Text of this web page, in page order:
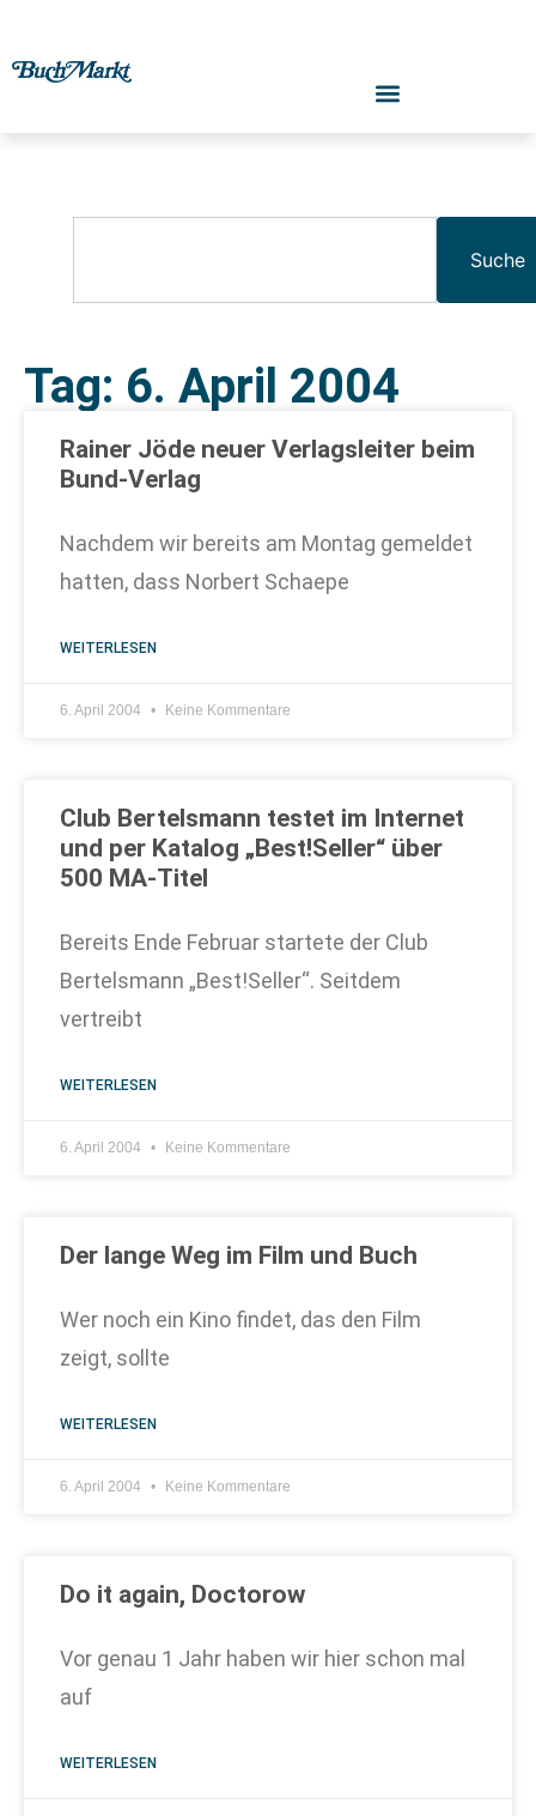
Suche
Tag: 6. April 2004
Rainer Jöde neuer Verlagsleiter beim
Bund-Verlag
Nachdem wir bereits am Montag gemeldet
hatten, dass Norbert Schaepe
WEITERLESEN
6. April 2004 Keine Kommentare
Club Bertelsmann testet im Internet
und per Katalog „Best!Seller“ über
500 MA-Titel
Bereits Ende Februar startete der Club
Bertelsmann „Best!Seller“. Seitdem
vertreibt
WEITERLESEN
6. April 2004 Keine Kommentare
Der lange Weg im Film und Buch
Wer noch ein Kino findet, das den Film
zeigt, sollte
WEITERLESEN
6. April 2004 Keine Kommentare
Do it again, Doctorow
Vor genau 1 Jahr haben wir hier schon mal
auf
WEITERLESEN